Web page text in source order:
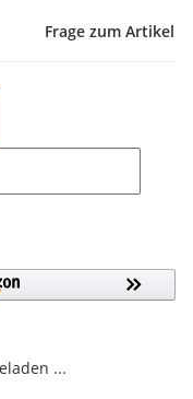
Frage zum Artikel
...